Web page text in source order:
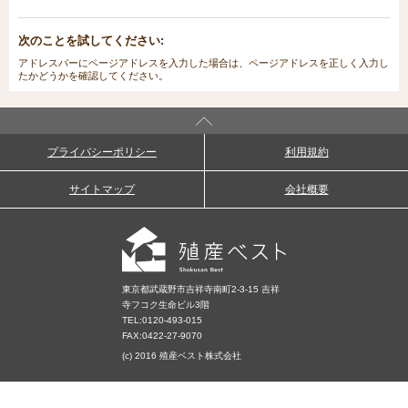
次のことを試してください:
アドレスバーにページアドレスを入力した場合は、ページアドレスを正しく入力し
たかどうかを確認してください。
プライバシーポリシー 利用規約
サイトマップ 会社概要
東京都武蔵野市吉祥寺南町2-3-15 吉祥
寺フコク生命ビル3階
TEL:0120-493-015
FAX:0422-27-9070
(c) 2016 殖産ベスト株式会社